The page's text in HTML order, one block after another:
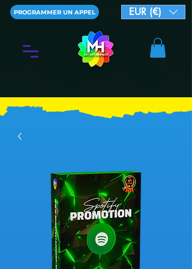
PROGRAMMER UN APPEL EUR (€)